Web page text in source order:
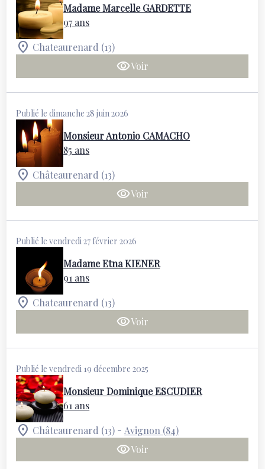
Madame Marcelle GARDETTE
97 ans
Chateaurenard (13)
Voir
Publié le dimanche 28 juin 2026
Monsieur Antonio CAMACHO
85 ans
Châteaurenard (13)
Voir
Publié le vendredi 27 février 2026
Madame Etna KIENER
91 ans
Chateaurenard (13)
Voir
Publié le vendredi 19 décembre 2025
Monsieur Dominique ESCUDIER
61 ans
Châteaurenard (13) - Avignon (84)
Voir